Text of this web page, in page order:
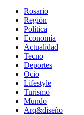
Rosario
Región
Política
Economía
Actualidad
Tecno
Deportes
Ocio
Lifestyle
Turismo
Mundo
Arq&diseño